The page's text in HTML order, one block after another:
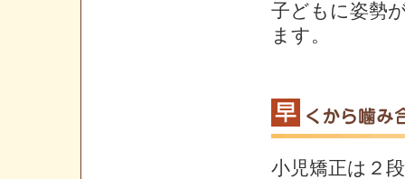
子どもに姿勢
ます。
小児矯正は２